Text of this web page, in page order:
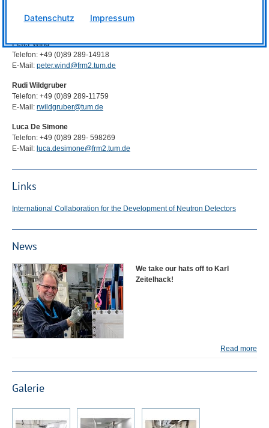
Telefon: +49 (0)89 289-4923
E-Mail:ilario.defendi@frm2.tum.de
Peter Wind
Telefon: +49 (0)89 289-14918
E-Mail: peter.wind@frm2.tum.de
Rudi Wildgruber
Telefon: +49 (0)89 289-11759
E-Mail: rwildgruber@tum.de
Luca De Simone
Telefon: +49 (0)89 289- 598269
E-Mail: luca.desimone@frm2.tum.de
Links
International Collaboration for the Development of Neutron Detectors
News
We take our hats off to Karl
Zeitelhack!
Read more
Galerie
Datenschutz Impressum